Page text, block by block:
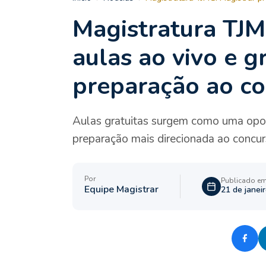
Magistratura
aulas ao vivo e
preparação ao
Aulas gratuitas surgem como uma
preparação mais direcionada ao
Por
Equipe Magistrar
Publicado
21 de